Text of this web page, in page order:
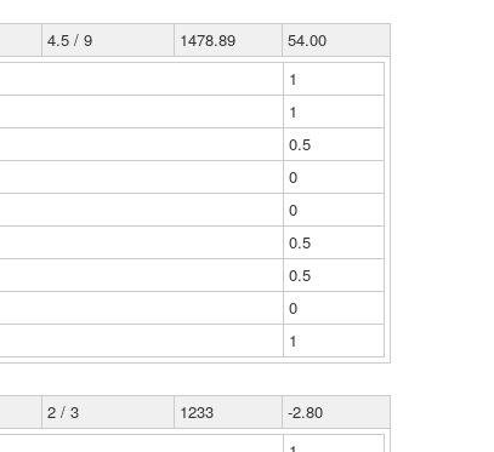
4.5 / 9 1478.89
54.00
1
1
0.5
0
0
0.5
0.5
0
1
2 / 3 1233
-2.80